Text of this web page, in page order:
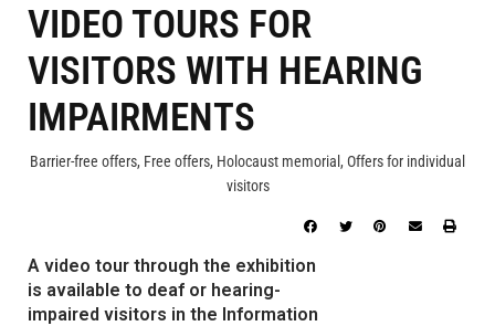
VIDEO TOURS FOR
VISITORS WITH HEARING
IMPAIRMENTS
Barrier-free offers, Free offers, Holocaust memorial , Offers for individual
visitors
A video tour through the exhibition
is available to deaf or hearing-
impaired visitors in the Information